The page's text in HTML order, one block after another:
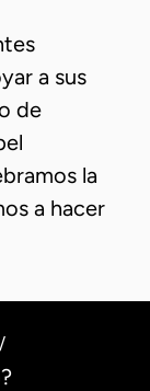
a sus
de
la
a hacer
/